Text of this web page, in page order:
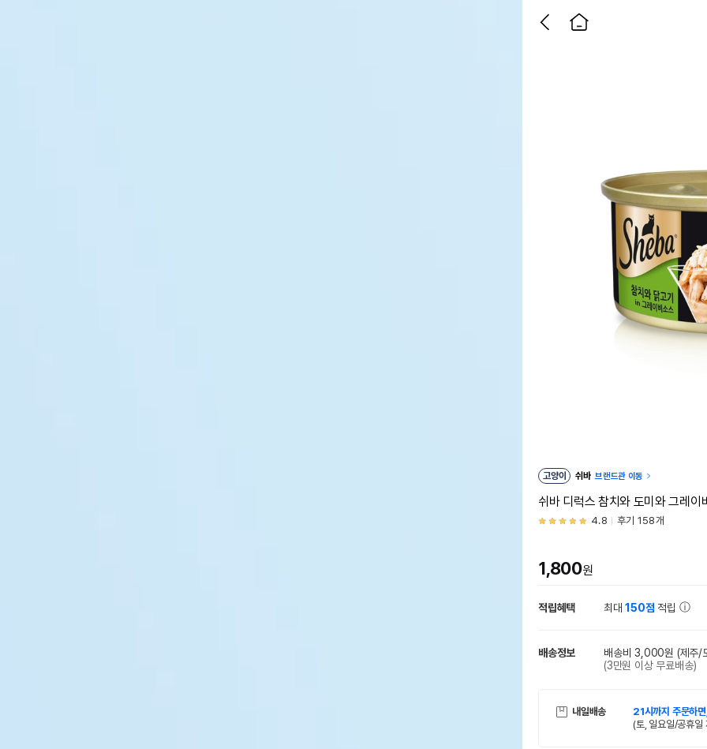
고양이 쉬바 브랜드관 이동
쉬바 디럭스 참치와 도미와 그레
4.8 후기 158개
1,800원
적립혜택 최대150점 적립
배송정보 배송비 3,000원 (제주/
(3만원 이상 무료배송)
내일배송
21시까지 주문하
(토, 일요일/공휴일